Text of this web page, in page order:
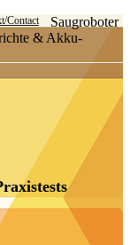
Contact
Saugroboter
& Akku-